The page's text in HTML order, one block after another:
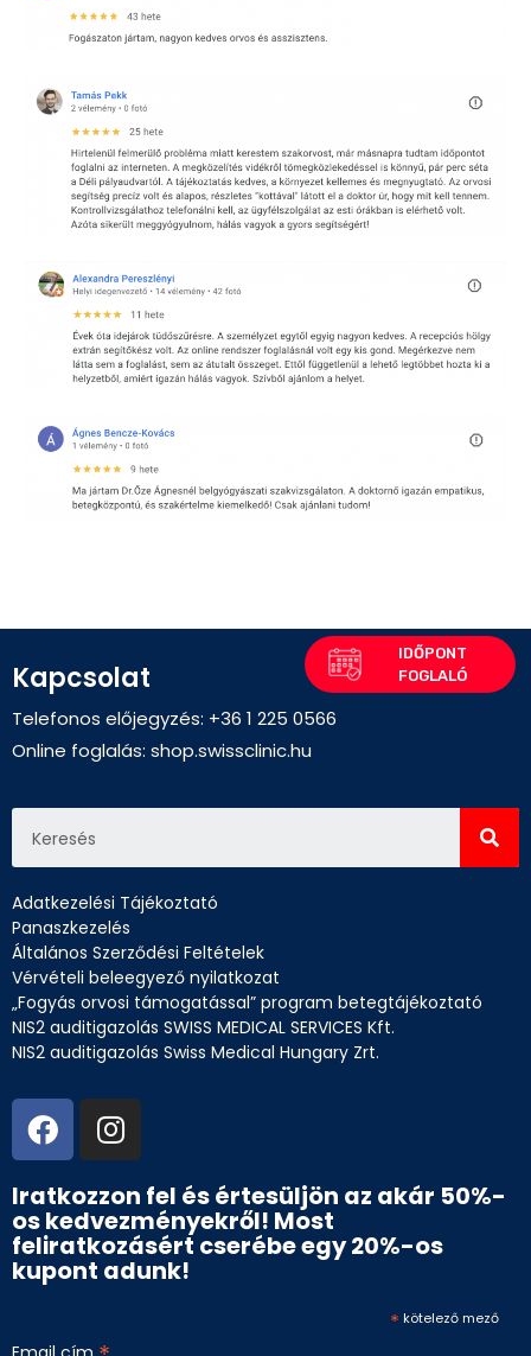
Kapcsolat
Telefonos előjegyzés: +36 1 225 0566
Online foglalás: shop.swissclinic.hu
Adatkezelési Tájékoztató
Panaszkezelés
Általános Szerződési Feltételek
Vérvételi beleegyező nyilatkozat
„Fogyás orvosi támogatással” program betegtájékoztató
NIS2 auditigazolás SWISS MEDICAL SERVICES Kft.
NIS2 auditigazolás Swiss Medical Hungary Zrt.
Iratkozzon fel és értesüljön az akár 50%-
os kedvezményekről! Most
feliratkozásért cserébe egy 20%-os
kupont adunk!
* kötelező mező